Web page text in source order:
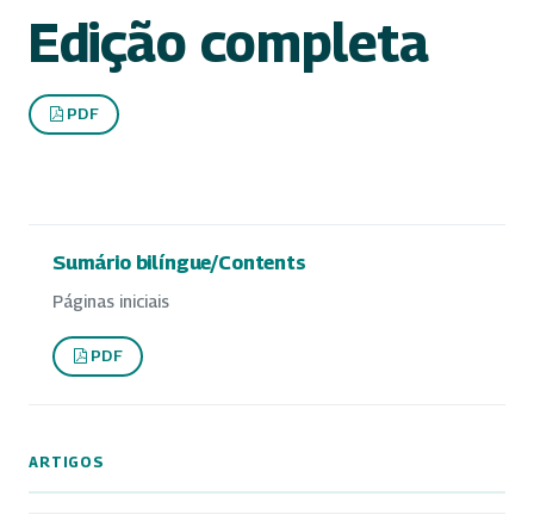
Edição completa
PDF
Sumário bilíngue/Contents
Páginas iniciais
PDF
ARTIGOS